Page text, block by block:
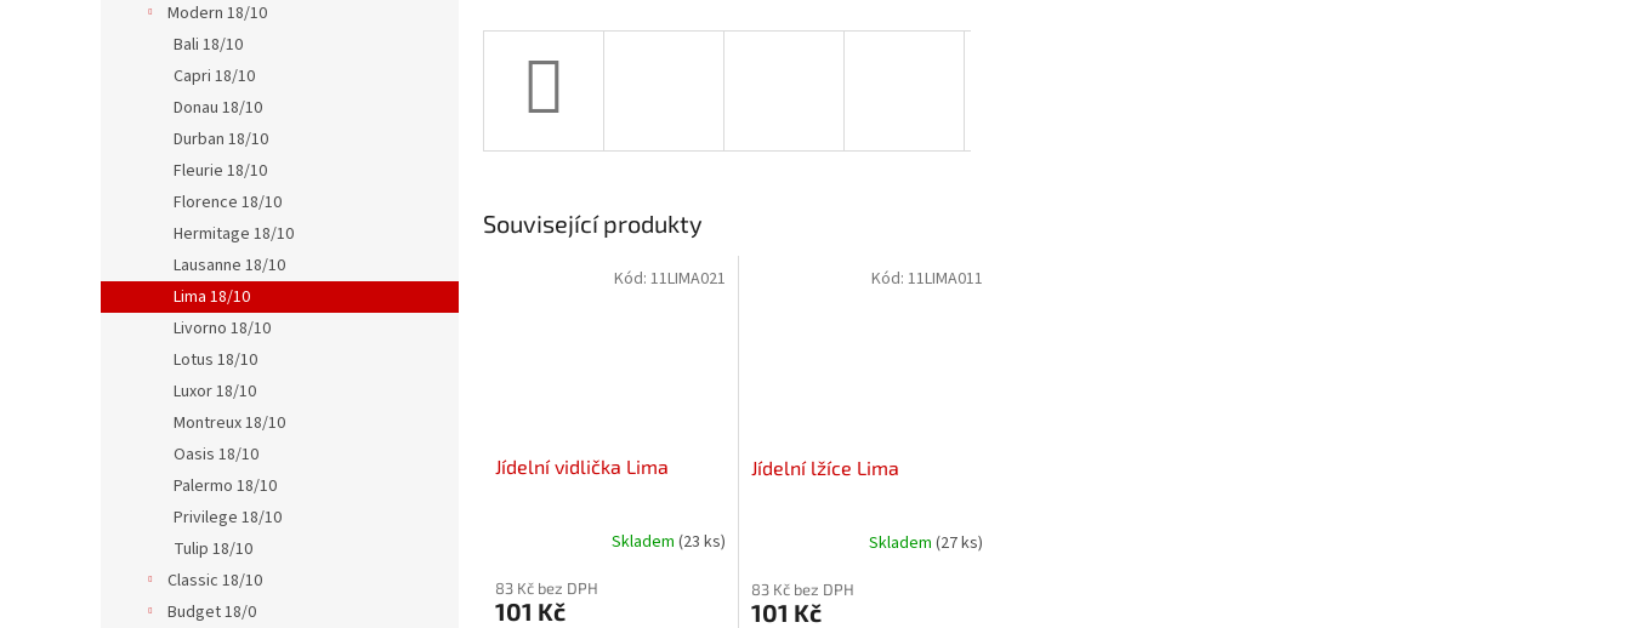
Modern 18/10
Bali 18/10
Capri 18/10
Donau 18/10
Durban 18/10
Fleurie 18/10
Florence 18/10
Hermitage 18/10
Lausanne 18/10
Lima 18/10
Livorno 18/10
Lotus 18/10
Luxor 18/10
Montreux 18/10
Oasis 18/10
Palermo 18/10
Privilege 18/10
Tulip 18/10
Classic 18/10
Budget 18/0
Související produkty
Jídelní vidlička Lima
Skladem (23 ks)
83 Kč bez DPH
101 Kč
Kód: 11LIMA021
Jídelní lžíce Lima
Skladem (27 ks)
83 Kč bez DPH
101 Kč
Kód: 11LIMA011